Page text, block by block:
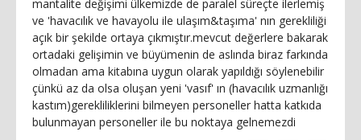
mantalite değişimi ülkemizde de paralel süreçte ilerlemiş
ve 'havacılık ve havayolu ile ulaşım&taşıma' nın gerekliliği
açık bir şekilde ortaya çıkmıştır.mevcut değerlere bakarak
ortadaki gelişimin ve büyümenin de aslında biraz farkında
olmadan ama kitabına uygun olarak yapıldığı söylenebilir
çünkü az da olsa oluşan yeni 'vasıf' ın (havacılık uzmanlığı
kastım)gerekliliklerini bilmeyen personeller hatta katkıda
bulunmayan personeller ile bu noktaya gelnemezdi